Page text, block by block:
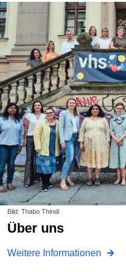
Bild: Thabo Thindi
Über uns
Weitere Informationen